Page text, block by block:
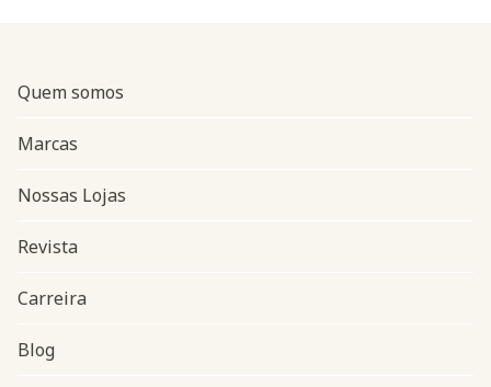
Navegação do rodapé
Quem somos
Marcas
Nossas Lojas
Revista
Carreira
Blog